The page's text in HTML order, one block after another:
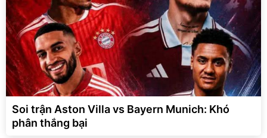
Soi trận Aston Villa vs Bayern Munich: Khó
phân thắng bại